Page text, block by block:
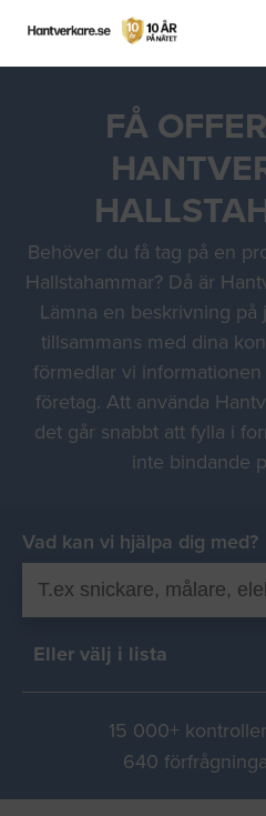
FÅ
Behöver du få tag på en
Hallstahammar? Då är
Lämna en beskrivning på
tillsammans med dina
förmedlar vi
företag. Att använda
det går snabbt att fylla i
inte bindande
Vad kan vi hjälpa dig med?
Eller välj i lista
15 000+
640